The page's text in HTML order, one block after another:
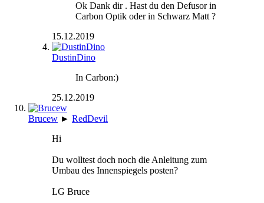
Ok Dank dir . Hast du den Defusor in
Carbon Optik oder in Schwarz Matt ?
15.12.2019
DustinDino
In Carbon:)
25.12.2019
Brucew ► RedDevil
Hi
Du wolltest doch noch die Anleitung zum
Umbau des Innenspiegels posten?
LG Bruce